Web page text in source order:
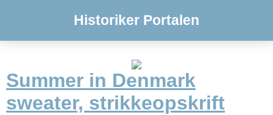
Historiker Portalen
Summer in Denmark
sweater, strikkeopskrift